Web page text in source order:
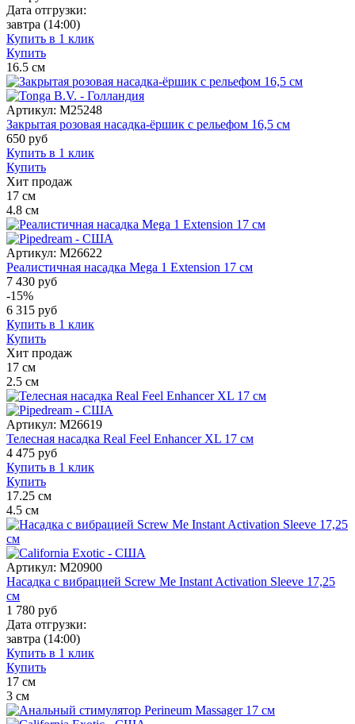
Дата отгрузки:
завтра (14:00)
Купить в 1 клик
Купить
16.5 см
Артикул: M25248
Закрытая розовая насадка-ёршик с рельефом 16,5 см
650 руб
Купить в 1 клик
Купить
Хит продаж
17 см
4.8 см
Артикул: M26622
Реалистичная насадка Mega 1 Extension 17 см
7 430 руб
-15%
6 315 руб
Купить в 1 клик
Купить
Хит продаж
17 см
2.5 см
Артикул: M26619
Телесная насадка Real Feel Enhancer XL 17 см
4 475 руб
Купить в 1 клик
Купить
17.25 см
4.5 см
Артикул: M20900
Насадка с вибрацией Screw Me Instant Activation Sleeve 17,25
см
1 780 руб
Дата отгрузки:
завтра (14:00)
Купить в 1 клик
Купить
17 см
3 см